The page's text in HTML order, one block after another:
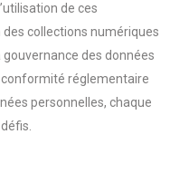
de ces
collections numériques
des données
conformité réglementaire
personnelles, chaque